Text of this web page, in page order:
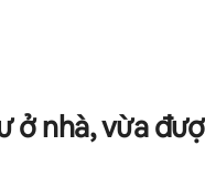
ở nhà, vừa